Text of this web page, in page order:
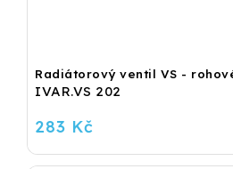
Radiátorový ventil VS -
IVAR.VS 202
283 Kč